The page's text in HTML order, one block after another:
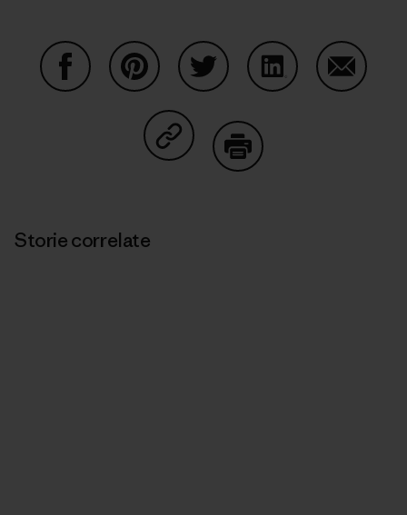
Condividi su Copy Link
Storie correlate